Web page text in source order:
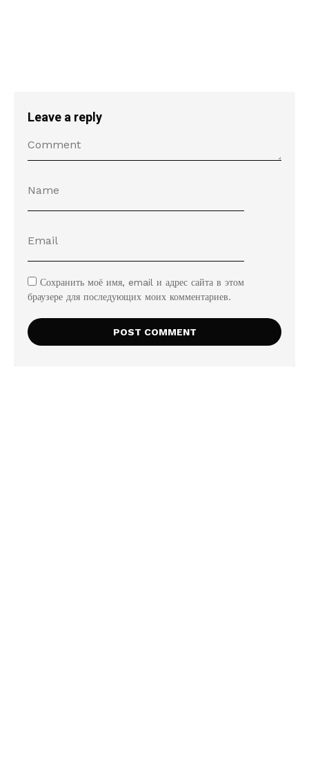
Leave a reply
Сохранить моё имя, email и адрес сайта в этом
браузере для последующих моих комментариев.